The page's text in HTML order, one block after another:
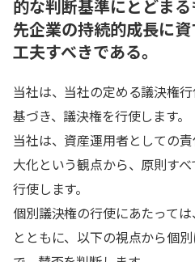
的な判断基準にとどま
先企業の持続的成長に
工夫すべきである。
当社は、当社の定める議決権
基づき、議決権を行使します。
当社は、資産運用者としての
大化という観点から、原則す
行使します。
個別議決権の行使にあたって
とともに、以下の視点から個